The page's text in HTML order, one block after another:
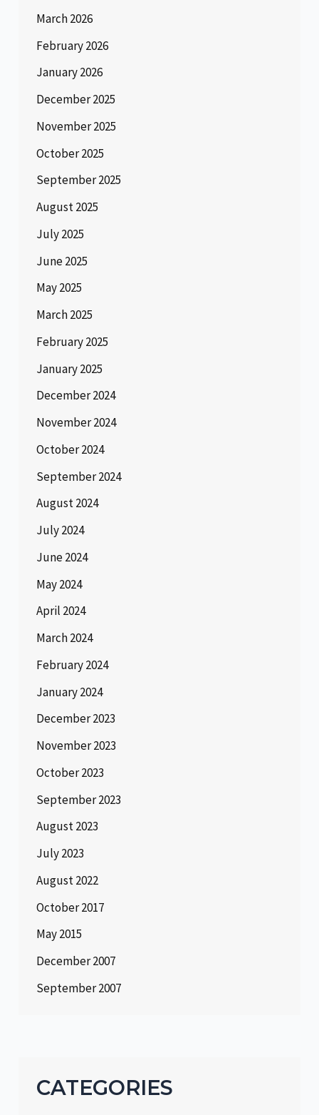
March 2026
February 2026
January 2026
December 2025
November 2025
October 2025
September 2025
August 2025
July 2025
June 2025
May 2025
March 2025
February 2025
January 2025
December 2024
November 2024
October 2024
September 2024
August 2024
July 2024
June 2024
May 2024
April 2024
March 2024
February 2024
January 2024
December 2023
November 2023
October 2023
September 2023
August 2023
July 2023
August 2022
October 2017
May 2015
December 2007
September 2007
CATEGORIES